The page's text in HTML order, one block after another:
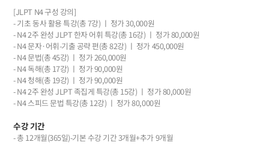
[JLPT N4 구성 강의]
- 기초 동사 활용 특강(총 7강) ㅣ 정가 30,000원
- N4 2주 완성 JLPT 한자 어휘 특강(총 16강) ㅣ 정가 80,000원
- N4 문자·어휘-기출 공략 편(총 82강) ㅣ 정가 450,000원
- N4 문법(총 45강) ㅣ 정가 260,000원
- N4 독해(총 17강) ㅣ 정가 90,000원
- N4 청해(총 19강) ㅣ 정가 90,000원
- N4 2주 완성 JLPT 족집게 특강(총 15강) ㅣ 정가 80,000원
- N4 스피드 문법 특강(총 12강) ㅣ 정가 80,000원
수강 기간
- 총 12개월(365일)-기본 수강 기간 3개월+추가 9개월